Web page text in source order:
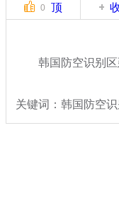
0 顶
韩国防空识别区
关键词：韩国防空